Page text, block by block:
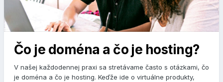
Čo je doména a čo je hosting?
V našej každodennej praxi sa stretávame často s otázkami, čo
je doména a čo je hosting. Keďže ide o virtuálne produkty,